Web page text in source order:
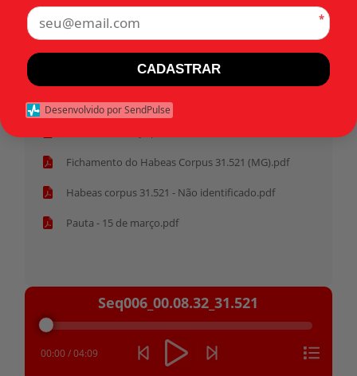
Tags:
Pasta anterior
Fichamento do Habeas Corpus 31.521 (MG).pdf
Habeas corpus 31.521 - Não identificado.pdf
Pauta - 15 de março.pdf
Tocador
áudio
Seq006_00.08.32_31.521
00:00 /04:09
*
CADASTRAR
Desenvolvido por SendPulse